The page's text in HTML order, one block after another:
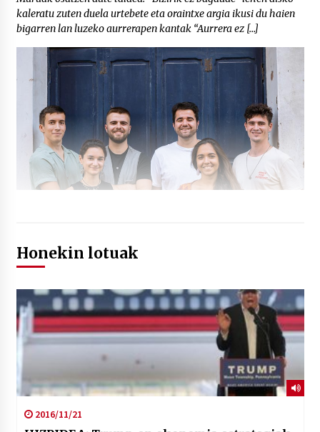
kaleratu zuten duela urtebete eta oraintxe argia ikusi du haien
bigarren lan luzeko aurrerapen kantak “Aurrera ez […]
Honekin lotuak
2016/11/21